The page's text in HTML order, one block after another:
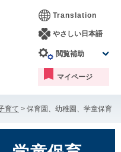
Translation
やさしい日本語
閲覧補助
マイページ
育て > 保育園、幼稚園、学童保育